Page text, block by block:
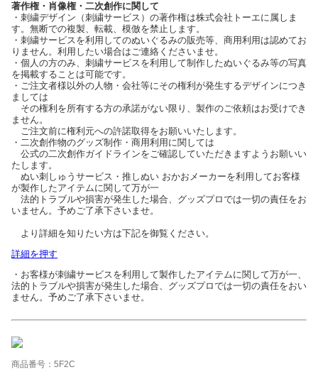
著作権・肖像権・二次創作に関して
・刺繍デザイン（刺繍サービス）の著作権は株式会社トーエに属しま
す。無断での複製、転載、模倣を禁止します。
・刺繍サービスを利用してのぬいぐるみの販売等、商用利用は認めてお
りません。利用したい場合はご連絡くださいませ。
・個人の方のみ、刺繍サービスを利用して制作したぬいぐるみ等の写真
を掲載することは可能です。
・ご注文者様以外の人物・会社等にその権利が発生するデザインにつき
ましては
その権利を所有する方の承諾がない限り、製作のご依頼はお受けでき
ません。
ご注文前に権利元への許諾取得をお願いいたします。
・二次創作物のグッズ制作・商用利用に関しては
公式の二次創作ガイドラインをご確認していただきますようお願いい
たします。
ぬい刺しゅうサービス・推しぬい おかおメーカーを利用してお客様
が製作したアイテムに関して万が一
法的トラブルや損害が発生した場合、グッズプロでは一切の責任をお
いません。予めご了承下さいませ。
より詳細を知りたい方は下記を御覧ください。
詳細を押す
・お客様が刺繍サービスを利用して製作したアイテムに関して万が一、
法的トラブルや損害が発生した場合、グッズプロでは一切の責任をおい
ません。予めご了承下さいませ。
商品番号：5F2C